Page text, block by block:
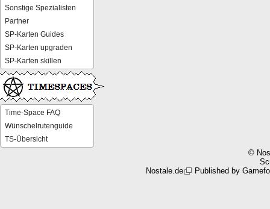
Sonstige Spezialisten
Partner
SP-Karten Guides
SP-Karten upgraden
SP-Karten skillen
Time-Space FAQ
Wünschelrutenguide
TS-Übersicht
©
Nostale.de
Published by